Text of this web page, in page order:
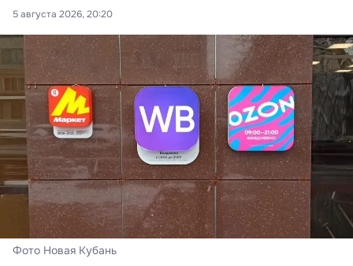
5 августа 2026, 20:20
Фото Новая Кубань